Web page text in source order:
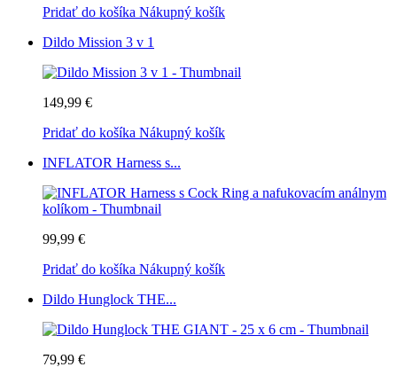
Pridať do košíka Nákupný košík
Dildo Mission 3 v 1
149,99 €
Pridať do košíka Nákupný košík
INFLATOR Harness s...
99,99 €
Pridať do košíka Nákupný košík
Dildo Hunglock THE...
79,99 €